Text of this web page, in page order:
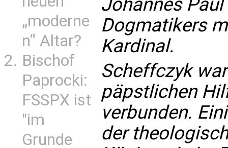
„moderne
n“ Altar?
Bischof
Paprocki:
FSSPX ist
"im
Grunde
Dogmatikers
Kardinal.
Scheffczyk
päpstlichen
verbunden.
der